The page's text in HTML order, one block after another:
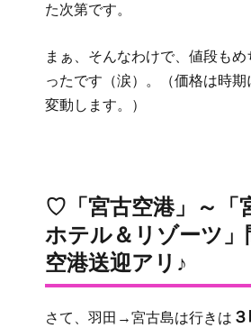
た次第です。
まぁ、そんなわけで、値段も
ったです（涙）。（価格は時期
変動します。）
♡「宮古空港」～「
ホテル＆リゾーツ」
空港送迎アリ♪
さて、羽田→宮古島は行きは